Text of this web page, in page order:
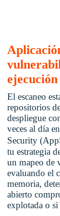
ejecución
El escaneo
repositorios
despliegue
veces al día
Security
tu estrategia
un mapeo de
evaluando el
memoria,
abierto
explotada o